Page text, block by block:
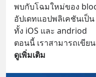
พบกับโฉมใหม่ของ
อัปเดทแอปพลิเคชันเป็
ทั้ง iOS และ andriod
ตอนนี้ เราสามารถเขีย
ดูเพิ่มเติม